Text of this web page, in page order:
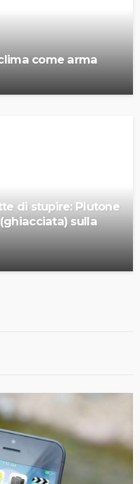
come arma
di stupire: Plutone
sulla